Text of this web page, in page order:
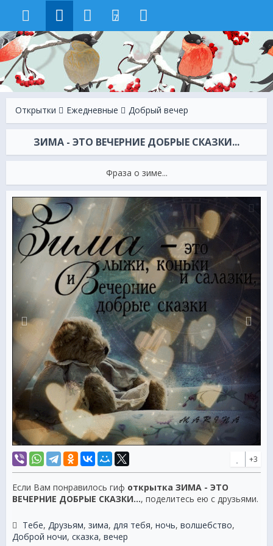
7
Открытки Ежeдневные Добрый вечер
ЗИМА - ЭТО ВЕЧЕРНИЕ ДОБРЫЕ СКАЗКИ...
Фраза о зиме...
+3
Если Вам понравилось гиф открытка ЗИМА - ЭТО
ВЕЧЕРНИЕ ДОБРЫЕ СКАЗКИ..., поделитесь ею с друзьями.
Тебе, Друзьям, зима, для тебя, ночь, волшебство,
Доброй ночи, сказка, вечер